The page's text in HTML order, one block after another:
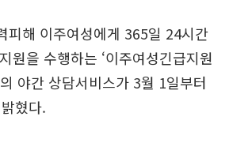
피해 이주여성에게 365일 24시간
원을 수행하는 ‘이주여성긴급지원
야간 상담서비스가 3월 1일부터
혔다.